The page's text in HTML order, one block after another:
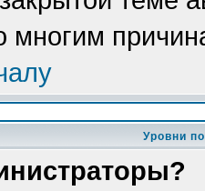
многим
Уровни